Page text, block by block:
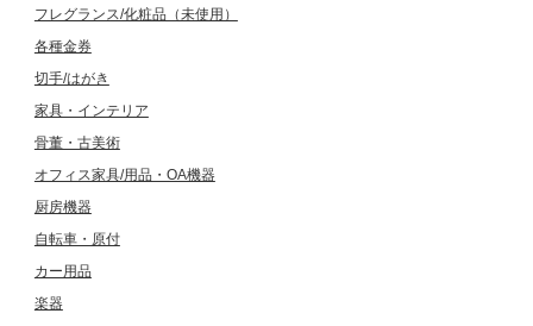
フレグランス/化粧品（未使用）
各種金券
切手/はがき
家具・インテリア
骨董・古美術
オフィス家具/用品・OA機器
厨房機器
自転車・原付
カー用品
楽器